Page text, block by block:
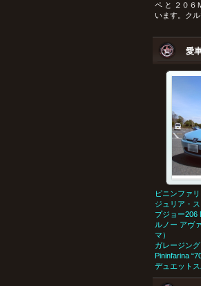
ペ と ２０６
います。ク
愛
ピニンファ
ジュリア・
プジョー206
ルノー アヴ
マ）
ガレージン
Pininfarina
デュエット